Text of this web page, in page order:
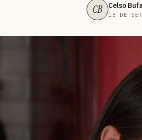
CB Celso
18 DE